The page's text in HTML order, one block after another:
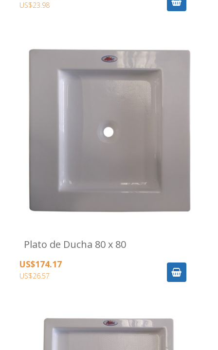
US$23.98
Plato de Ducha 80 x 80
US$174.17
US$26.57